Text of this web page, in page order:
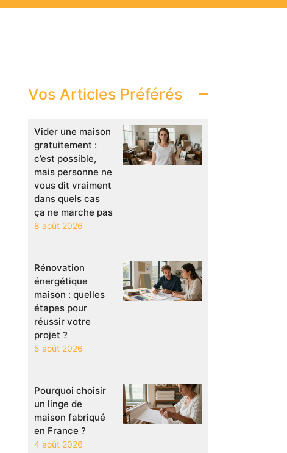
Vos Articles Préférés
Vider une maison
gratuitement :
c’est possible,
mais personne ne
vous dit vraiment
dans quels cas
ça ne marche pas
8 août 2026
Rénovation
énergétique
maison : quelles
étapes pour
réussir votre
projet ?
5 août 2026
Pourquoi choisir
un linge de
maison fabriqué
en France ?
4 août 2026